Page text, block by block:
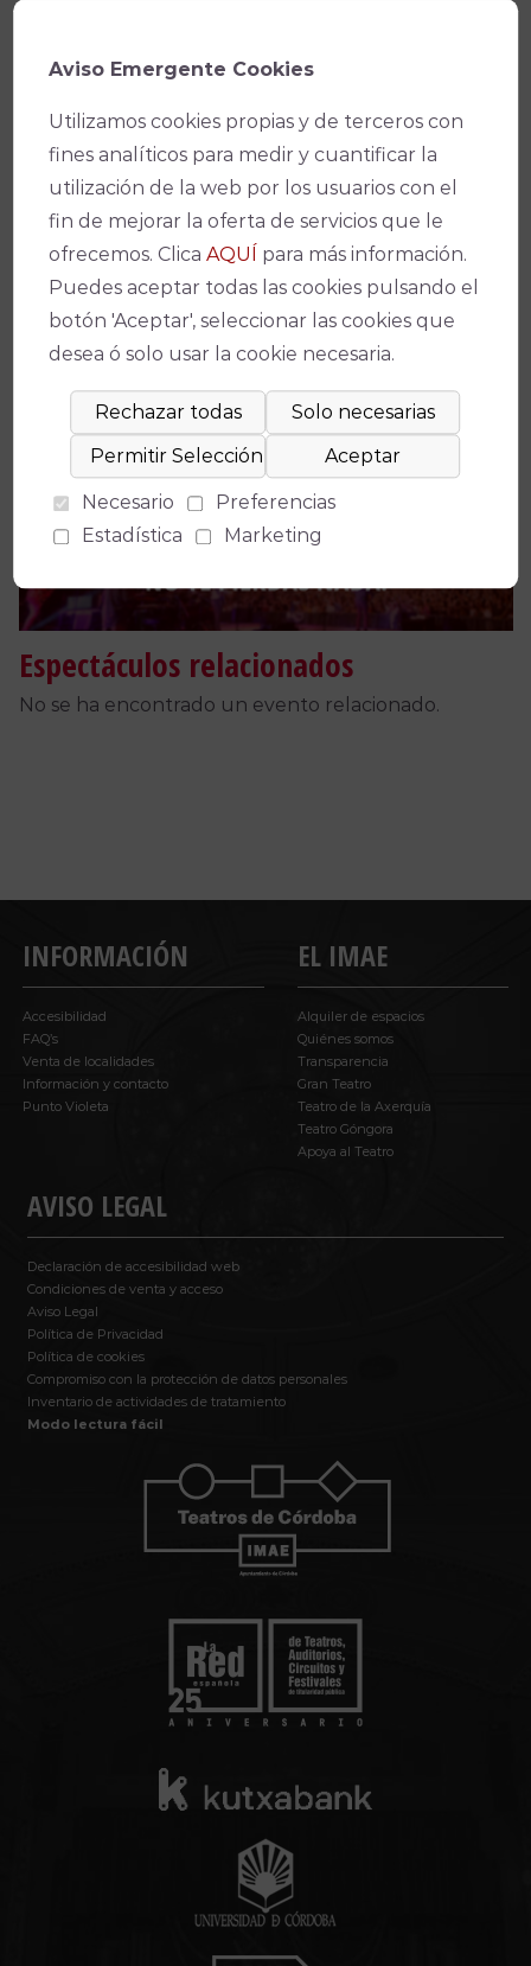
Teatro
Teatro de la Axerquía
Medidas de seguridad)
Fecha(s)
03/09/2021-22:00
Precio
23 a 29€
Facebook
X WhatsApp
Email
Copy
Link
Espectáculos relacionados
No se ha encontrado un evento relacionado.
INFORMACIÓN
Accesibilidad
FAQ’s
Venta de localidades
Información y contacto
Punto Violeta
AVISO LEGAL
Declaración de accesibilidad web
Condiciones de venta y acceso
Aviso Legal
Política de Privacidad
Política de cookies
Compromiso con la protección de datos personales
Inventario de actividades de tratamiento
Modo lectura fácil
EL IMAE
Alquiler de espacios
Quiénes somos
Transparencia
Gran Teatro
Teatro de la Axerquía
Teatro Góngora
Apoya al Teatro
Aviso Emergente Cookies
Utilizamos cookies propias y de terceros con
fines analíticos para medir y cuantificar la
utilización de la web por los usuarios con el
fin de mejorar la oferta de servicios que le
ofrecemos. ClicaAQUÍ para más información.
Puedes aceptar todas las cookies pulsando el
botón 'Aceptar', seleccionar las cookies que
desea ó solo usar la cookie necesaria.
Necesario
Preferencias
Estadística
Marketing